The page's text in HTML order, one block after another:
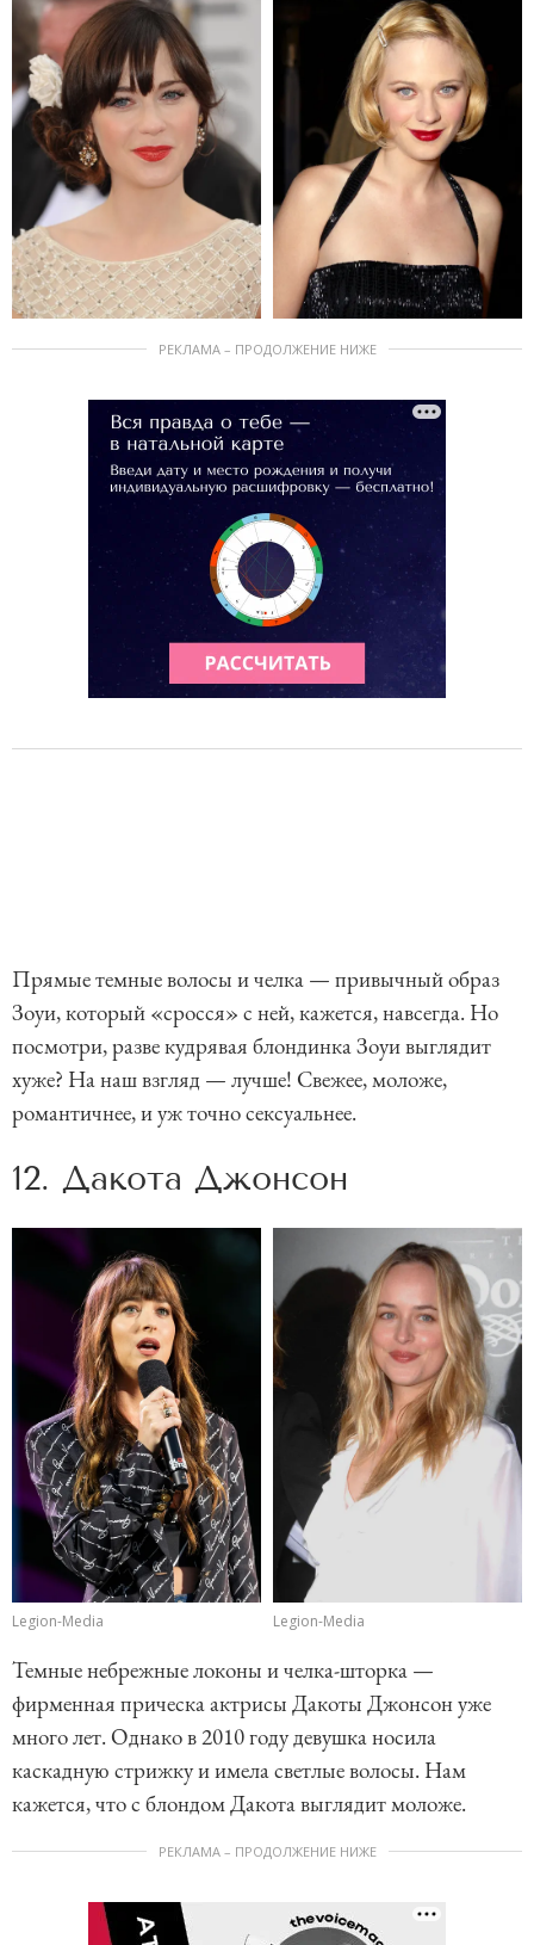
РЕКЛАМА – ПРОДОЛЖЕНИЕ НИЖЕ
Прямые темные волосы и челка — привычный образ
Зоуи, который «сросся» с ней, кажется, навсегда. Но
посмотри, разве кудрявая блондинка Зоуи выглядит
хуже? На наш взгляд — лучше! Свежее, моложе,
романтичнее, и уж точно сексуальнее.
12. Дакота Джонсон
Legion-Media Legion-Media
Темные небрежные локоны и челка-шторка —
фирменная прическа актрисы Дакоты Джонсон уже
много лет. Однако в 2010 году девушка носила
каскадную стрижку и имела светлые волосы. Нам
кажется, что с блондом Дакота выглядит моложе.
РЕКЛАМА – ПРОДОЛЖЕНИЕ НИЖЕ